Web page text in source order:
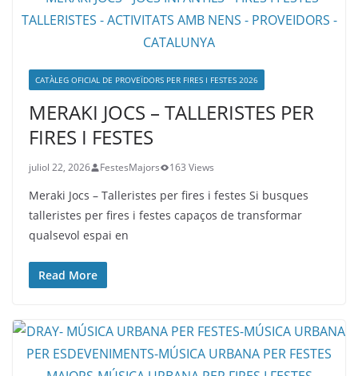
CATÀLEG OFICIAL DE PROVEÏDORS PER FIRES I FESTES 2026
MERAKI JOCS – TALLERISTES PER
FIRES I FESTES
juliol 22, 2026 FestesMajors 163 Views
Meraki Jocs – Talleristes per fires i festes Si busques
talleristes per fires i festes capaços de transformar
qualsevol espai en
Read More